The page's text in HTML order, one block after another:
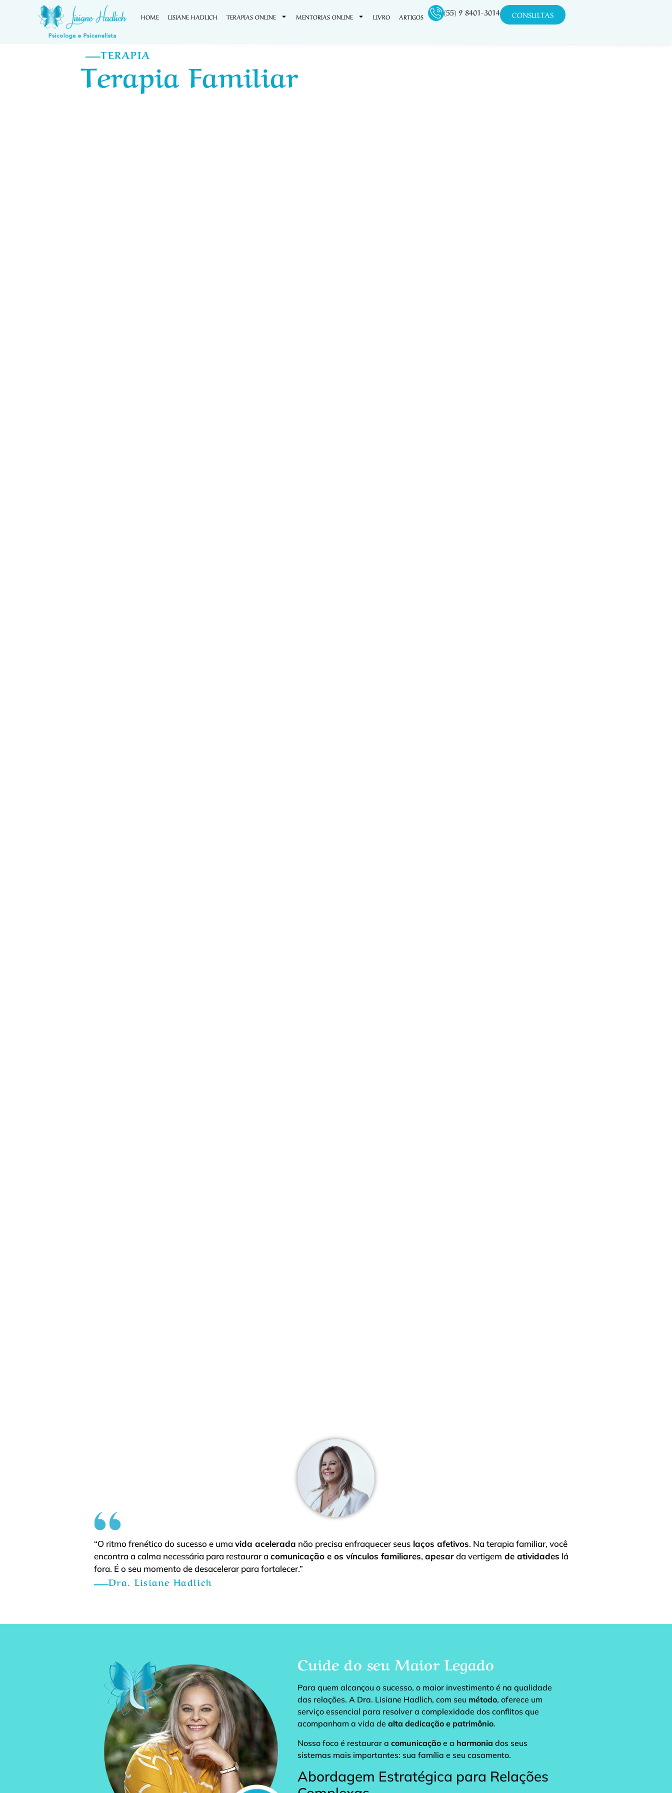
HOME LISIANE HADLICH TERAPIAS ONLINE MENTORIAS ONLINE LIVRO ARTIGOS (55) 9 8401-3014 CONSULTAS
TERAPIA
Terapia Familiar
“O ritmo frenético do sucesso e umavida acelerada não precisa enfraquecer seus laços afetivos. Na terapia familiar, você
encontra a calma necessária para restaurar acomunicação e os vínculos familiares,apesarda vertigem de atividades lá
fora. É o seu momento de desacelerar para fortalecer.”
Dra. Lisiane Hadlich
Cuide do seu Maior Legado
Para quem alcançou o sucesso, o maior investimento é na qualidade
das relações. A Dra. Lisiane Hadlich, com seu método, oferece um
serviço essencial para resolver a complexidade dos conflitos que
acompanham a vida de alta dedicação e patrimônio.
Nosso foco é restaurar a comunicaçãoe a harmonia dos seus
sistemas mais importantes: sua família e seu casamento.
Abordagem Estratégica para Relações